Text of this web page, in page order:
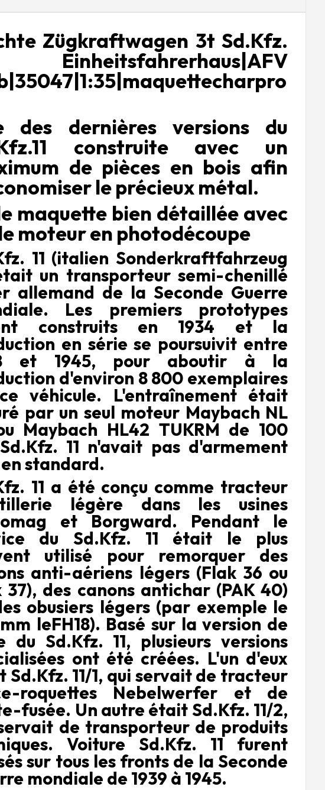
Zügkraftwagen 3t Sd.Kfz.
des dernières versions du
construite avec un
de pièces en bois afin
le précieux métal.
maquette bien détaillée avec
moteur en photodécoupe
11 (italien Sonderkraftfahrzeug
un transporteur semi-chenillé
allemand de la Seconde Guerre
Les premiers prototypes
construits en 1934 et la
en série se poursuivit entre
et 1945, pour aboutir à la
d'environ 8 800 exemplaires
véhicule. L'entraînement était
par un seul moteur Maybach NL
Maybach HL42 TUKRM de 100
Sd.Kfz. 11 n'avait pas d'armement
standard.
11 a été conçu comme tracteur
légère dans les usines
et Borgward. Pendant le
du Sd.Kfz. 11 était le plus
utilisé pour remorquer des
anti-aériens légers (Flak 36 ou
37), des canons antichar (PAK 40)
obusiers légers (par exemple le
leFH18). Basé sur la version de
du Sd.Kfz. 11, plusieurs versions
ont été créées. L'un d'eux
Sd.Kfz. 11/1, qui servait de tracteur
roquettes Nebelwerfer et de
fusée. Un autre était Sd.Kfz. 11/2,
de transporteur de produits
Voiture Sd.Kfz. 11 furent
sur tous les fronts de la Seconde
mondiale de 1939 à 1945.